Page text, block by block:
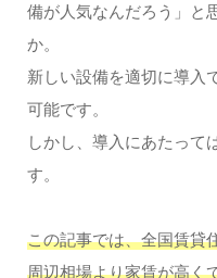
備が人気なんだろう」と
か。
新しい設備を適切に導入
可能です。
しかし、導入にあたって
す。
この記事では、全国賃貸
周辺相場より家賃が高く